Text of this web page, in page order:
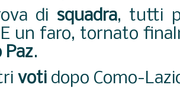
di squadra, tutti
un faro, tornato
Paz.
voti dopo Como-